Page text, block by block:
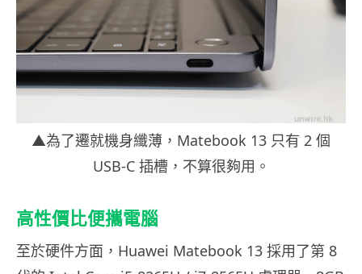
▲為了遷就機身纖薄，Matebook 13 只有 2 個
USB-C 插槽，不算很夠用。
高性價比便攜電腦
至於硬件方面，Huawei Matebook 13 採用了第 8